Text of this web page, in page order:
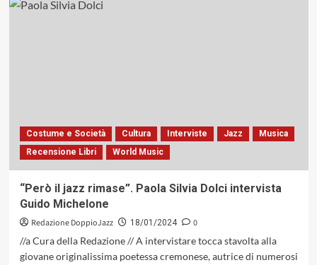
Gianfranco
e
dintorni
Costume e Società Cultura Interviste Jazz
Musica
Recensione Libri
World Music
“Però il jazz rimase”. Paola Silvia Dolci intervista
Guido Michelone
Redazione DoppioJazz 18/01/2024
0
//a Cura della Redazione // A intervistare tocca stavolta alla
giovane originalissima poetessa cremonese, autrice di numerosi